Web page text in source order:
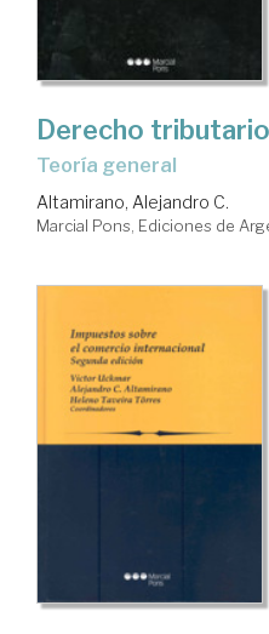
Derecho tributario
Teoría general
Altamirano, Alejandro C.
Marcial Pons, Ediciones de